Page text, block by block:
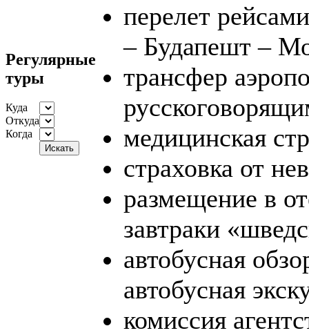
Регулярные
туры
Куда
Откуда
Когда
перелет
– Будапешт –
трансфер
медицинская
страховка от
размещение в
завтраки
автобусная
автобусная
комиссия